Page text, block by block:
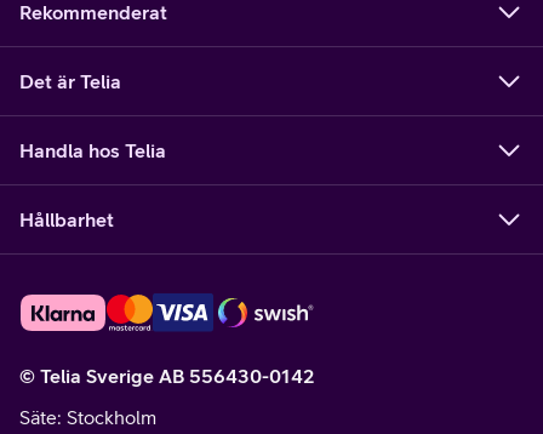
Rekommenderat
Det är Telia
Handla hos Telia
Hållbarhet
© Telia Sverige AB 556430-0142
Säte: Stockholm